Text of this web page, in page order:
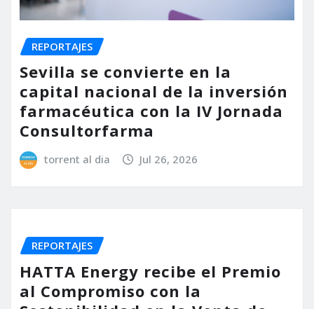
REPORTAJES
Sevilla se convierte en la
capital nacional de la inversión
farmacéutica con la IV Jornada
Consultorfarma
torrent al dia Jul 26, 2026
REPORTAJES
HATTA Energy recibe el Premio
al Compromiso con la